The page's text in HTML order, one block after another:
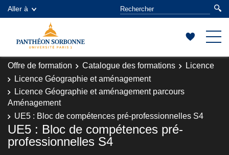
Aller à
Offre de formation Catalogue des formations
Licence
Licence Géographie et aménagement
Licence Géographie et aménagement parcours
Aménagement
UE5 : Bloc de compétences pré-professionnelles S4
UE5 : Bloc de compétences pré-
professionnelles S4